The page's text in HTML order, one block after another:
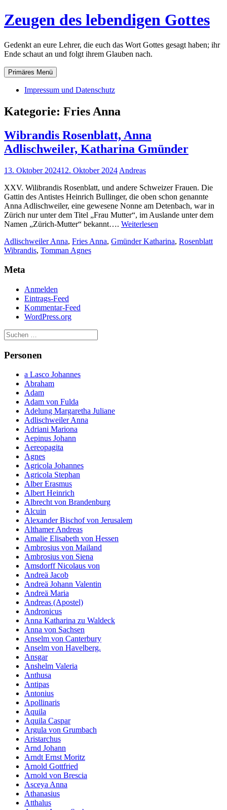
Zum
Inhalt
Zeugen des lebendigen Gottes
Gedenkt an eure Lehrer, die euch das Wort Gottes gesagt haben; ihr
Ende schaut an und folgt ihrem Glauben nach.
Primäres Menü
Impressum und Datenschutz
Kategorie: Fries Anna
Wibrandis Rosenblatt, Anna
Adlischweiler, Katharina Gmünder
13. Oktober 202412. Oktober 2024 Andreas
XXV. Wilibrandis Rosenblatt, und andere Schweizer Frauen. Die
Gattin des Antistes Heinrich Bullinger, die oben schon genannte
Anna Adlischweiler, eine gewesene Nonne am Detenbach, war in
Zürich nur unter dem Titel „Frau Mutter“, im Auslande unter dem
Namen „Zürich-Mutter“ bekannt…. Weiterlesen
Anna
Adlischweiler Anna, Fries Anna, Gmünder Katharina, Rosenblatt
Wibrandis, Tomman Agnes
Meta
Anmelden
Eintrags-Feed
Kommentar-Feed
WordPress.org
Personen
a Lasco Johannes
Abraham
Adam
Adam von Fulda
Adelung Margaretha Juliane
Adlischweiler Anna
Adriani Mariona
Aepinus Johann
Aereopagita
Agnes
Agricola Johannes
Agricola Stephan
Alber Erasmus
Albert Heinrich
Albrecht von Brandenburg
Alcuin
Alexander Bischof von Jerusalem
Althamer Andreas
Amalie Elisabeth von Hessen
Ambrosius von Mailand
Ambrosius von Siena
Amsdorff Nicolaus von
Andreä Jacob
Andreä Johann Valentin
Andreä Maria
Andreas (Apostel)
Andronicus
Anna Katharina zu Waldeck
Anna von Sachsen
Anselm von Canterbury
Anselm von Havelberg.
Ansgar
Anshelm Valeria
Anthusa
Antipas
Antonius
Apollinaris
Aquila
Aquila Caspar
Argula von Grumbach
Aristarchus
Arnd Johann
Arndt Ernst Moritz
Arnold Gottfried
Arnold von Brescia
Asceya Anna
Athanasius
Atthalus